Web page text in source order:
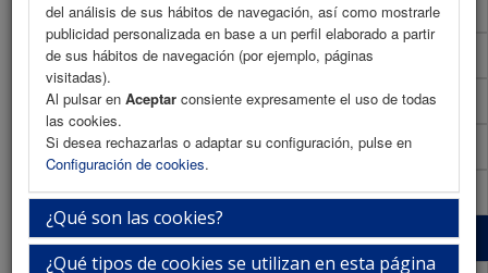
del análisis de sus hábitos de navegación, así como mostrarle
publicidad personalizada en base a un perfil elaborado a partir
de sus hábitos de navegación (por ejemplo, páginas
visitadas).
Al pulsar en Aceptar consiente expresamente el uso de todas
las cookies.
Si desea rechazarlas o adaptar su configuración, pulse en
Configuración de cookies.
¿Qué son las cookies?
¿Qué tipos de cookies se utilizan en esta página
Formulario de contacto
Plano de exposición
Dossier comercial
Normativa de envío y montaje
Patrocinadores
Colaboradores